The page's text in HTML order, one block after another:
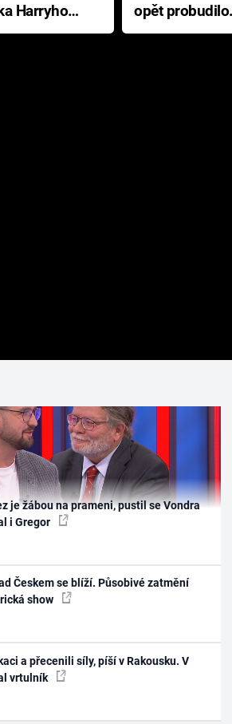
Harryho
opět
přichází s
je žábou na prameni, pustil se Vondra
i Gregor
Českem se blíží. Působivé zatmění
show
a přecenili síly, píší v Rakousku. V
vrtulník